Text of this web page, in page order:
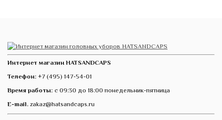
Интернет магазин HATSANDCAPS
Телефон: +7 (495) 147-54-01
Время работы: с 09:30 до 18:00 понедельник-пятница
E-mail. zakaz@hatsandcaps.ru